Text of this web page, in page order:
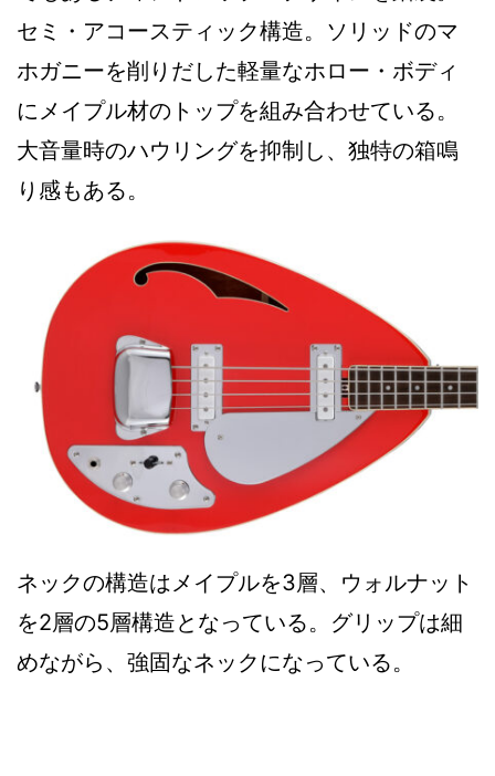
セミ・アコースティック構造。ソリッドのマ
ホガニーを削りだした軽量なホロー・ボディ
にメイプル材のトップを組み合わせている。
大音量時のハウリングを抑制し、独特の箱鳴
り感もある。
ネックの構造はメイプルを3層、ウォルナット
を2層の5層構造となっている。グリップは細
めながら、強固なネックになっている。